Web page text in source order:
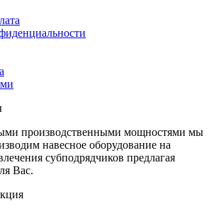
производственными мощностями мы
навесное оборудование на
субподрядчиков предлагая
Вас.